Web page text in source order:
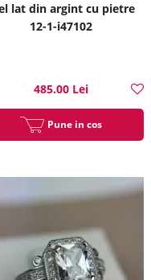
lat din argint cu pietre
12-1-i47102
485.00 Lei
Pune in cos